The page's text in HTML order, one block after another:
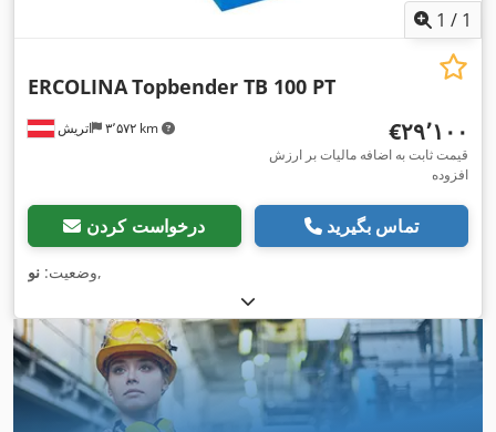
1 / 1
اتریش ۳٬۵۷۲ km
ERCOLINATopbender TB 100 PT
‎€۲۹٬۱۰۰
قیمت ثابت به اضافه مالیات بر ارزش
افزوده
درخواست کردن تماس بگیرید
وضعیت: نو ,